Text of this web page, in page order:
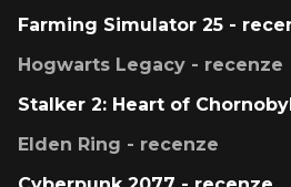
Farming Simulator 25 -
Hogwarts Legacy - recenze
Stalker 2: Heart of
Elden Ring - recenze